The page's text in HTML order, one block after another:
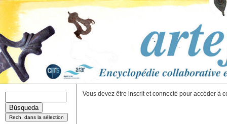
Vous devez être inscrit et connecté pour accéder à